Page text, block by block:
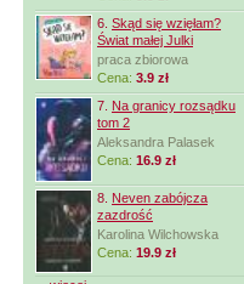
6. Skąd się wzięłam?
Świat małej Julki
praca zbiorowa
Cena: 3.9 zł
7. Na granicy rozsądku
tom 2
Aleksandra Palasek
Cena: 16.9 zł
8. Neven zabójcza
zazdrość
Karolina Wilchowska
Cena: 19.9 zł